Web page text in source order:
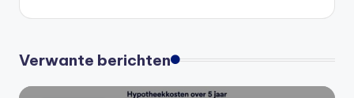
Verwante berichten